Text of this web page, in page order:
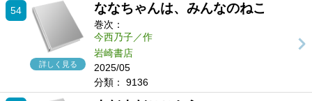
54
詳しく見る
ななちゃんは、みんなのねこ
巻次：
今西乃子／作
岩崎書店
2025/05
分類：
9136